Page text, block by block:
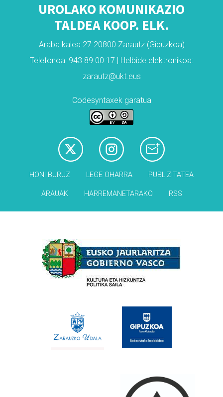
UROLAKO KOMUNIKAZIO
TALDEA KOOP. ELK.
Araba kalea 27 20800 Zarautz (Gipuzkoa)
Telefonoa: 943 89 00 17 | Helbide elektronikoa:
zarautz@ukt.eus
Codesyntaxek garatua
HONI BURUZ LEGE OHARRA PUBLIZITATEA
ARAUAK HARREMANETARAKO RSS